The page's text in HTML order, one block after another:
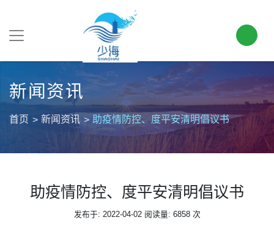
新闻资讯
首页 新闻资讯 助疫情防控、度平安清明倡议书
助疫情防控、度平安清明倡议书
发布于: 2022-04-02 阅读量: 6858 次